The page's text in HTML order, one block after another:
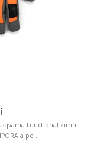
Functional zimní.
a po ...